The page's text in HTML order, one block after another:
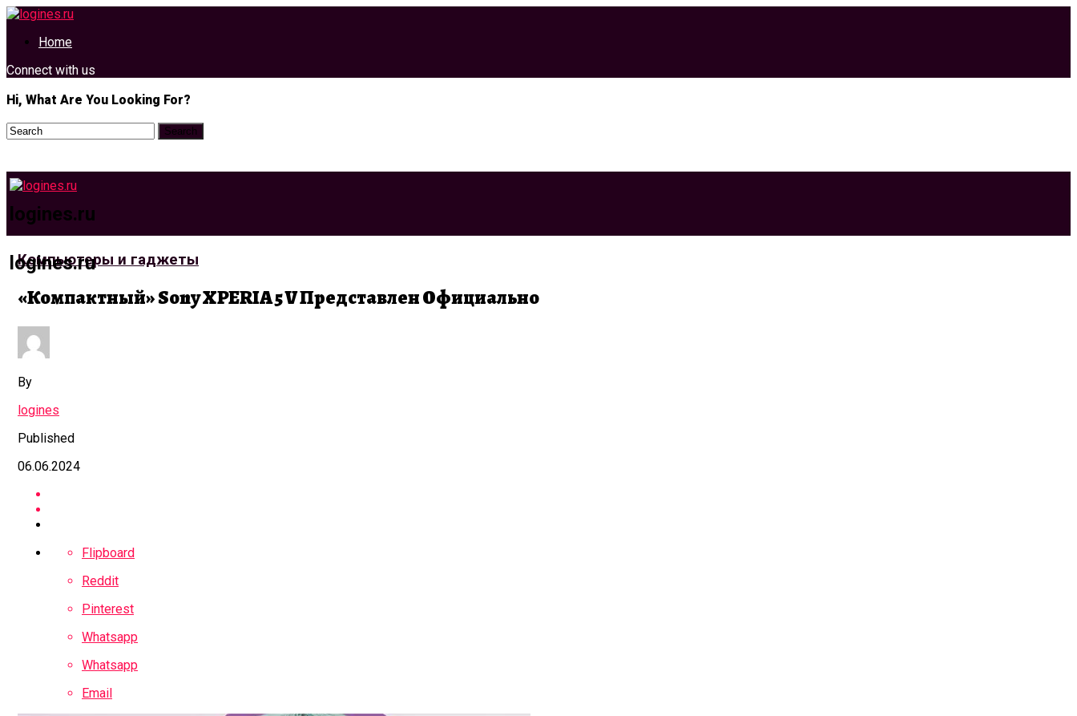
Home
Connect with us
Hi, What Are You Looking For?
logines.ru
logines.ru
Компьютеры и гаджеты
«Компактный» Sony XPERIA 5 V Представлен Официально
By
logines
Published
06.06.2024
Flipboard
Reddit
Pinterest
Whatsapp
Whatsapp
Email